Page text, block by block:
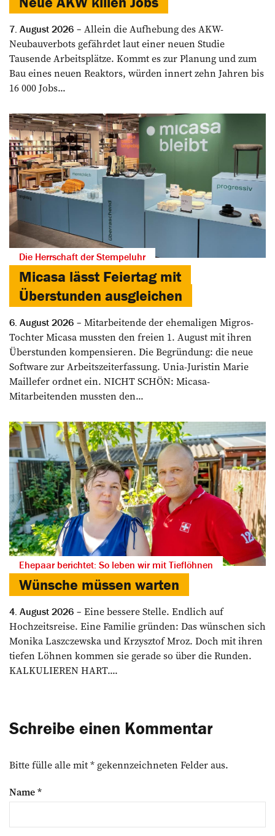
7. August 2026
Allein die Aufhebung des AKW-
Neubauverbots gefährdet laut einer neuen Studie
Tausende Arbeitsplätze. Kommt es zur Planung und zum
Bau eines neuen Reaktors, würden innert zehn Jahren bis
16 000 Jobs...
Die Herrschaft der Stempeluhr
Micasa lässt Feiertag mit
Überstunden ausgleichen
6. August 2026
Mitarbeitende der ehemaligen Migros-
Tochter Micasa mussten den freien 1. August mit ihren
Überstunden kompensieren. Die Begründung: die neue
Software zur Arbeitszeiterfassung. Unia-Juristin Marie
Maillefer ordnet ein. NICHT SCHÖN: Micasa-
Mitarbeitenden mussten den...
Ehepaar berichtet: So leben wir mit Tieflöhnen
Wünsche müssen warten
4. August 2026
Eine bessere Stelle. Endlich auf
Hochzeitsreise. Eine Familie gründen: Das wünschen sich
Monika Laszczewska und Krzysztof Mroz. Doch mit ihren
tiefen Löhnen kommen sie gerade so über die Runden.
KALKULIEREN HART....
Schreibe einen Kommentar
Bitte fülle alle mit * gekennzeichneten Felder aus.
Name*